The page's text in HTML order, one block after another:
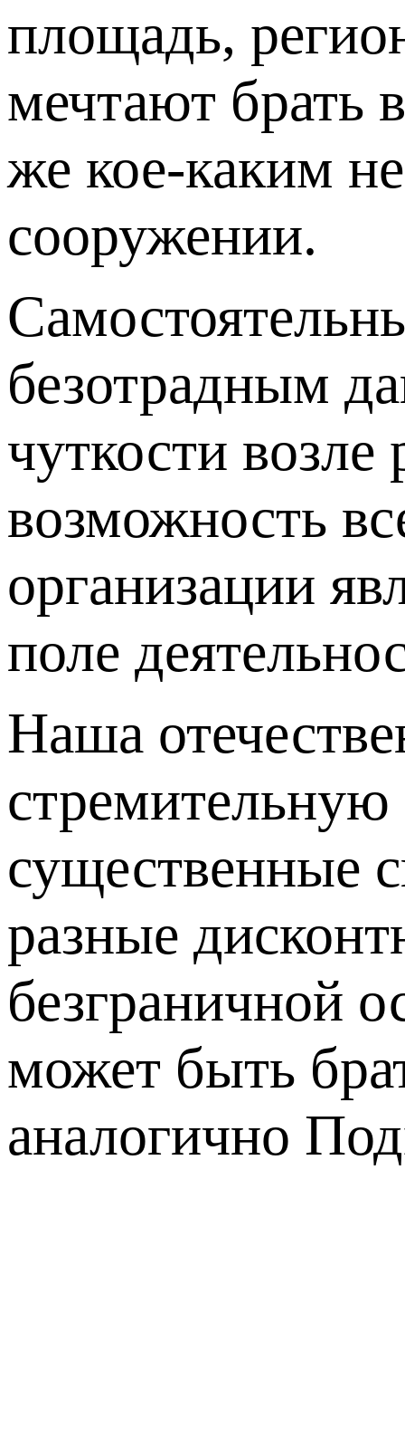
площадь,
мечтают брать
же кое-каким
сооружении.
безотрадным
чуткости возле
возможность
организации
поле
Наша
существенные
разные
безграничной
может быть
аналогично